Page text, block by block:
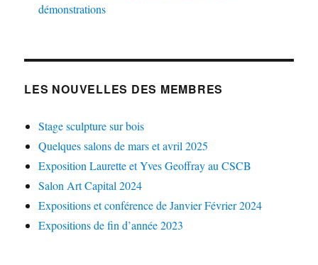
démonstrations
LES NOUVELLES DES MEMBRES
Stage sculpture sur bois
Quelques salons de mars et avril 2025
Exposition Laurette et Yves Geoffray au CSCB
Salon Art Capital 2024
Expositions et conférence de Janvier Février 2024
Expositions de fin d’année 2023